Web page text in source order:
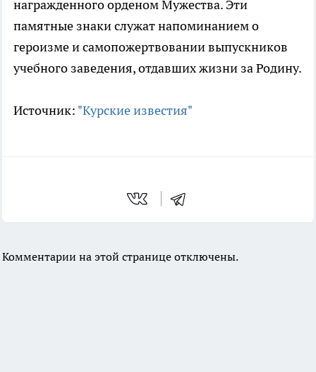
награжденного орденом Мужества. Эти
памятные знаки служат напоминанием о
героизме и самопожертвовании выпускников
учебного заведения, отдавших жизни за Родину.
Источник: "Курские известия"
Комментарии на этой странице отключены.